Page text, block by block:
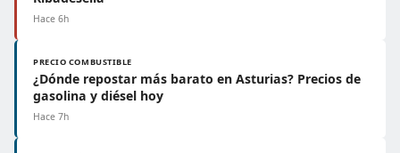
Hace 6h
PRECIO COMBUSTIBLE
¿Dónde repostar más barato en Asturias? Precios de
gasolina y diésel hoy
Hace 7h